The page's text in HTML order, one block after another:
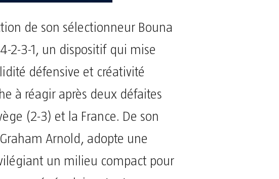
de son sélectionneur Bouna
2-3-1, un dispositif qui mise
défensive et créativité
à réagir après deux défaites
(2-3) et la France. De son
Arnold, adopte une
un milieu compact pour